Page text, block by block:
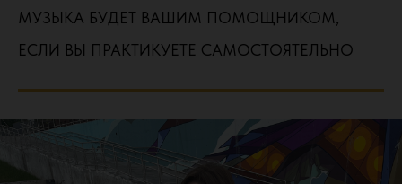
МУЗЫКА БУДЕТ ВАШИМ ПОМОЩНИКОМ,
ЕСЛИ ВЫ ПРАКТИКУЕТЕ САМОСТОЯТЕЛЬНО